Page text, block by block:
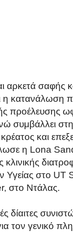
αρκετά σαφής
η κατανάλωση
προέλευσης
συμβάλλει
και
η Lona
Υγείας στο UT
στο Ντάλας.
δίαιτες
τον γενικό